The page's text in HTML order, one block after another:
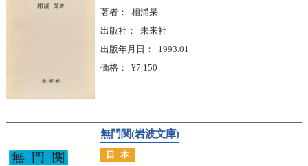
著者
相浦杲
出版社
未来社
出版年月日
1993.01
価格
¥7,150
無門関(岩波文庫)
日本